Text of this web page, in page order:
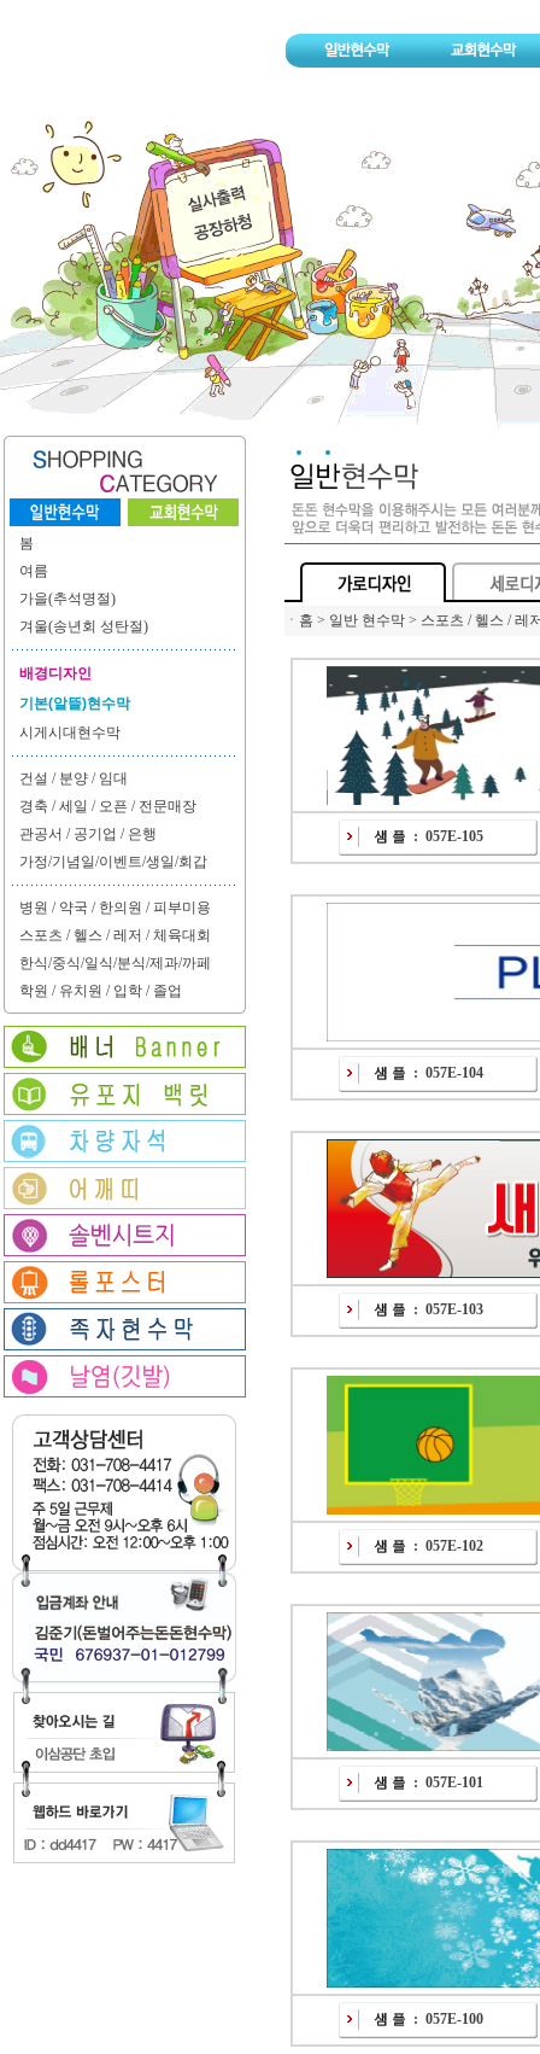
봄
여름
가을(추석명절)
겨울(송년회 성탄절)
배경디자인
기본(알뜰)현수막
시게시대현수막
건설 / 분양 / 임대
경축 / 세일 / 오픈 / 전문매장
관공서 / 공기업 / 은행
가정/기념일/이벤트/생일/회갑
병원 / 약국 / 한의원 / 피부미용
스포츠 / 헬스 / 레저 / 체육대회
한식/중식/일식/분식/제과/까페
학원 / 유치원 / 입학 / 졸업
ㆍ 홈 > 일반 현수막 > 스포츠 / 헬스 / 레
: 057E-105
: 057E-104
: 057E-103
: 057E-102
: 057E-101
: 057E-100